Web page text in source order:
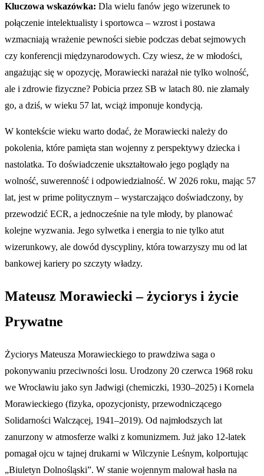
Kluczowa wskazówka: Dla wielu fanów jego wizerunek to
połączenie intelektualisty i sportowca – wzrost i postawa
wzmacniają wrażenie pewności siebie podczas debat sejmowych
czy konferencji międzynarodowych. Czy wiesz, że w młodości,
angażując się w opozycję, Morawiecki narażał nie tylko wolność,
ale i zdrowie fizyczne? Pobicia przez SB w latach 80. nie złamały
go, a dziś, w wieku 57 lat, wciąż imponuje kondycją.
W kontekście wieku warto dodać, że Morawiecki należy do
pokolenia, które pamięta stan wojenny z perspektywy dziecka i
nastolatka. To doświadczenie ukształtowało jego poglądy na
wolność, suwerenność i odpowiedzialność. W 2026 roku, mając 57
lat, jest w prime politycznym – wystarczająco doświadczony, by
przewodzić ECR, a jednocześnie na tyle młody, by planować
kolejne wyzwania. Jego sylwetka i energia to nie tylko atut
wizerunkowy, ale dowód dyscypliny, która towarzyszy mu od lat
bankowej kariery po szczyty władzy.
Mateusz Morawiecki – życiorys i życie
Prywatne
Życiorys Mateusza Morawieckiego to prawdziwa saga o
pokonywaniu przeciwności losu. Urodzony 20 czerwca 1968 roku
we Wrocławiu jako syn Jadwigi (chemiczki, 1930–2025) i Kornela
Morawieckiego (fizyka, opozycjonisty, przewodniczącego
Solidarności Walczącej, 1941–2019). Od najmłodszych lat
zanurzony w atmosferze walki z komunizmem. Już jako 12-latek
pomagał ojcu w tajnej drukarni w Wilczynie Leśnym, kolportując
„Biuletyn Dolnośląski”. W stanie wojennym malował hasła na